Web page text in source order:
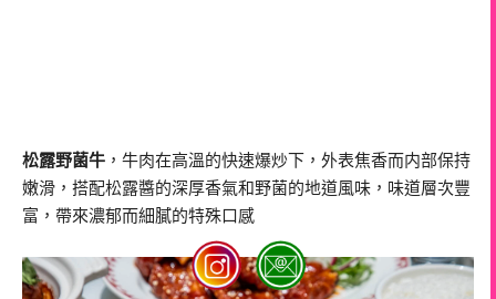
松露野菌牛 ，牛肉在高溫的快速爆炒下，外表焦香而内部保持
嫩滑，搭配松露醬的深厚香氣和野菌的地道風味，味道層次豐
富，帶來濃郁而細膩的特殊口感